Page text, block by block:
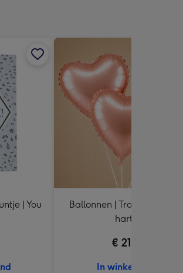
| You
Ballonnen | Tros van 3 |
harten
€ 21,99
In winkelmand